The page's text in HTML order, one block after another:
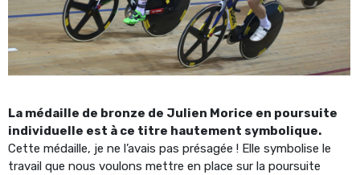
La médaille de bronze de Julien Morice en poursuite
individuelle est à ce titre hautement symbolique.
Cette médaille, je ne l’avais pas présagée ! Elle symbolise le
travail que nous voulons mettre en place sur la poursuite